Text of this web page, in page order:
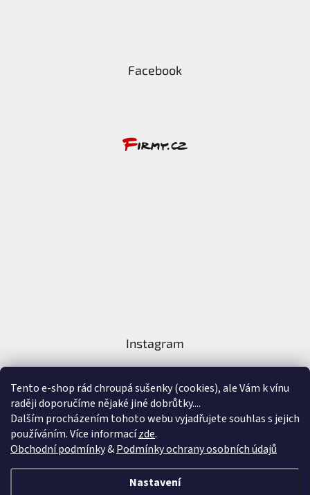
Tento e-shop rád chroupá sušenky (cookies), ale Vám k vínu
raději doporučíme nějaké jiné dobrůtky....
Dalším procházením tohoto webu vyjadřujete souhlas s jejich
používáním. Více informacízde.
Obchodní podmínky&Podmínky ochrany osobních údajů
Nastavení
Facebook
Instagram
Sledovat na Instagramu
Vytvořil Shoptet &